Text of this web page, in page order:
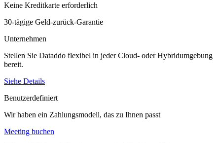
Keine Kreditkarte erforderlich
30-tägige Geld-zurück-Garantie
Unternehmen
Stellen Sie Dataddo flexibel in jeder Cloud- oder Hybridumgebung
bereit.
Siehe Details
Benutzerdefiniert
Wir haben ein Zahlungsmodell, das zu Ihnen passt
Meeting buchen